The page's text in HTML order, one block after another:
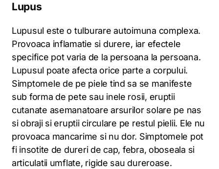
Lupus
Lupusul este o tulburare autoimuna complexa.
Provoaca inflamatie si durere, iar efectele
specifice pot varia de la persoana la persoana.
Lupusul poate afecta orice parte a corpului.
Simptomele de pe piele tind sa se manifeste
sub forma de pete sau inele rosii, eruptii
cutanate asemanatoare arsurilor solare pe nas
si obraji si eruptii circulare pe restul pielii. Ele nu
provoaca mancarime si nu dor. Simptomele pot
fi insotite de dureri de cap, febra, oboseala si
articulatii umflate, rigide sau dureroase.